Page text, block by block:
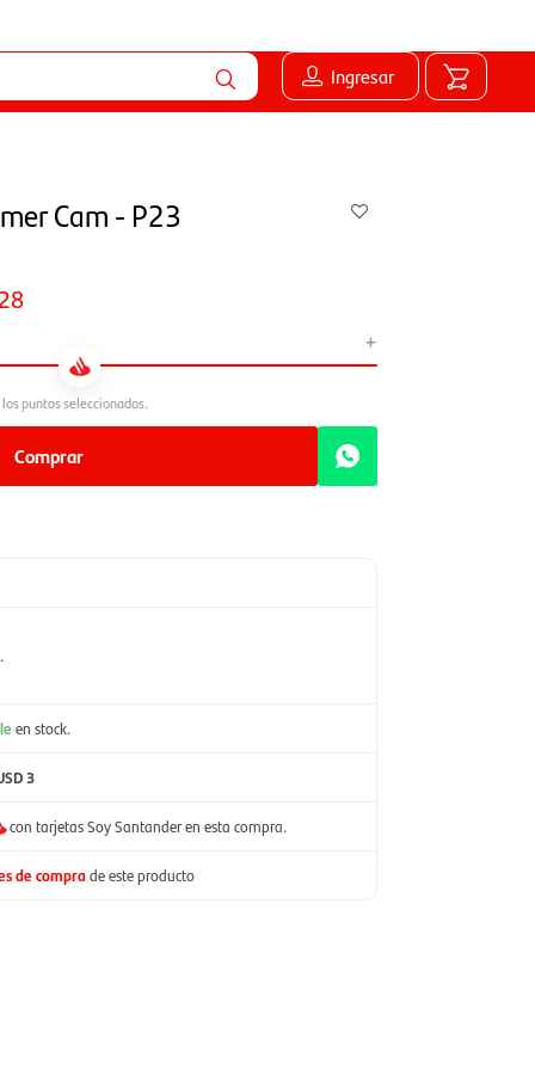
Ingresar
Cam - P23
+
Comprar
.
en stock.
3
con tarjetas Soy Santander en esta compra.
de comprade este producto